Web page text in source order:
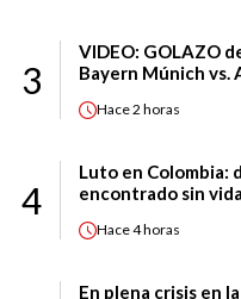
3
VIDEO: GOLAZO
Bayern Múnich vs.
Hace2 horas
4
Luto en Colombia:
encontrado sin
Hace4 horas
En plena crisis en